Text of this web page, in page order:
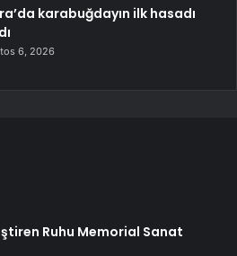
karabuğdayın ilk hasadı
6, 2026
Ruhu Memorial Sanat